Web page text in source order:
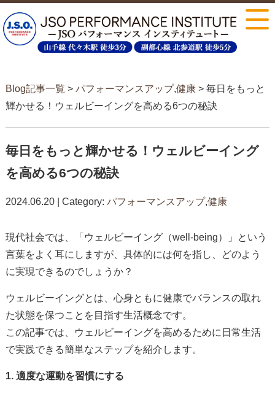
Blog記事一覧 > パフォーマンスアップ,健康> 毎日をもっと
輝かせる！ウェルビーイングを高める6つの秘訣
毎日をもっと輝かせる！ウェルビーイング
を高める6つの秘訣
2024.06.20 | Category: パフォーマンスアップ,健康
現代社会では、「ウェルビーイング（well-being）」という
言葉をよく耳にしますが、具体的には何を指し、どのよう
に実現できるのでしょうか？
ウェルビーイングとは、心身ともに健康でバランスの取れ
た状態を保つことを目指す生活概念です。
この記事では、ウェルビーイングを高めるために日常生活
で実践できる簡単なステップを紹介します。
1. 適度な運動を習慣にする